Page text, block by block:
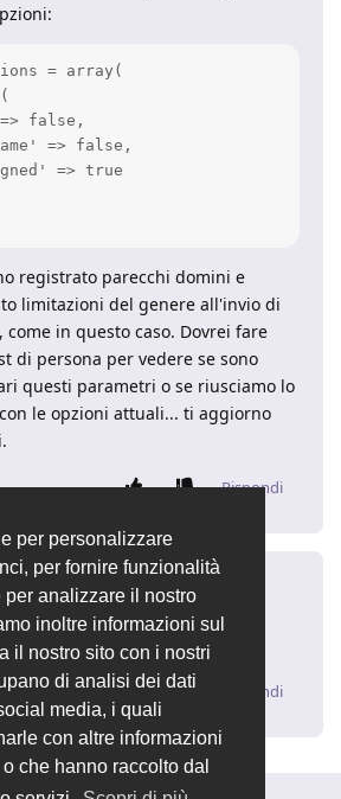
per personalizzare
per fornire funzionalità
analizzare il nostro
inoltre informazioni sul
il nostro sito con i nostri
di analisi dei dati
media, i quali
con altre informazioni
che hanno raccolto dal
= array(
false,
=> false,
=> true
registrato parecchi domini e
limitazioni del genere all'invio di
in questo caso. Dovrei fare
di persona per vedere se sono
questi parametri o se riusciamo lo
le opzioni attuali... ti aggiorno
Rispondi
28 giu 2018
presto. Ciao
Rispondi